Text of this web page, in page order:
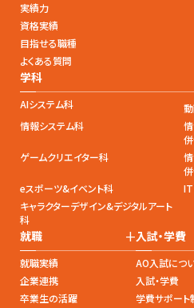
実績力
資格実績
目指せる職種
よくある質問
学科
AIシステム科
情報システム科
併
ゲームクリエイター科
併
eスポーツ&イベント科
キャラクターデザイン&デジタルアート
科
就職 +
就職実績
企業連携
卒業生の活躍
入試・学費
AO入試につ
入試・学費
学費サポート